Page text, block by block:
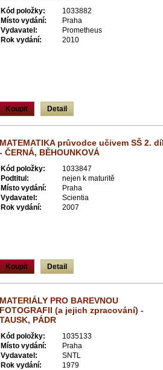
Kód položky:
1033882
Místo vydání:
Praha
Vydavatel:
Prometheus
Rok vydání:
2010
Koupit Detail
MATEMATIKA průvodce učivem SŠ 2.
- ČERNÁ, BĚHOUNKOVÁ
Kód položky:
1033847
Podtitul:
nejen k maturitě
Místo vydání:
Praha
Vydavatel:
Scientia
Rok vydání:
2007
Koupit Detail
MATERIÁLY PRO BAREVNOU
FOTOGRAFII (a jejich zpracování) -
TAUSK, PÁDR
Kód položky:
1035133
Místo vydání:
Praha
Vydavatel:
SNTL
Rok vydání:
1979